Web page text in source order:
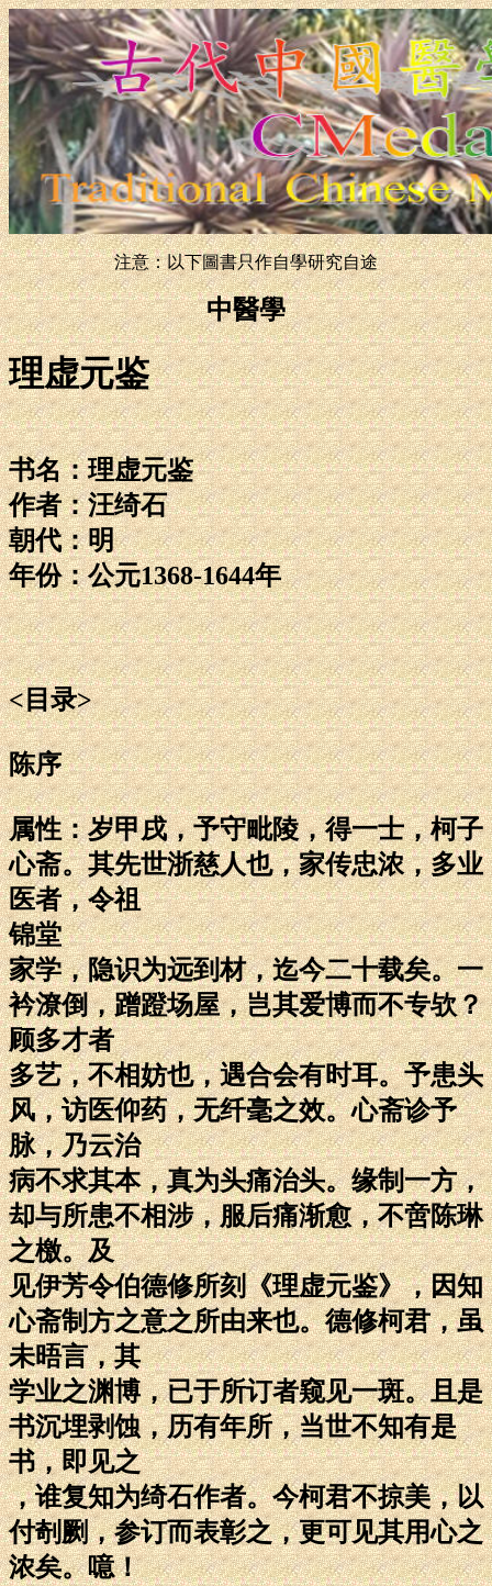
注意：以下圖書只作自學研究自途
中醫學
理虚元鉴
书名：理虚元鉴
作者：汪绮石
朝代：明
年份：公元1368-1644年
<目录>
陈序
属性：岁甲戌，予守毗陵，得一士，柯子
心斋。其先世浙慈人也，家传忠浓，多业
医者，令祖
锦堂
家学，隐识为远到材，迄今二十载矣。一
衿潦倒，蹭蹬场屋，岂其爱博而不专欤？
顾多才者
多艺，不相妨也，遇合会有时耳。予患头
风，访医仰药，无纤毫之效。心斋诊予
脉，乃云治
病不求其本，真为头痛治头。缘制一方，
却与所患不相涉，服后痛渐愈，不啻陈琳
之檄。及
见伊芳令伯德修所刻《理虚元鉴》，因知
心斋制方之意之所由来也。德修柯君，虽
未晤言，其
学业之渊博，已于所订者窥见一斑。且是
书沉埋剥蚀，历有年所，当世不知有是
书，即见之
，谁复知为绮石作者。今柯君不掠美，以
付剞劂，参订而表彰之，更可见其用心之
浓矣。噫！